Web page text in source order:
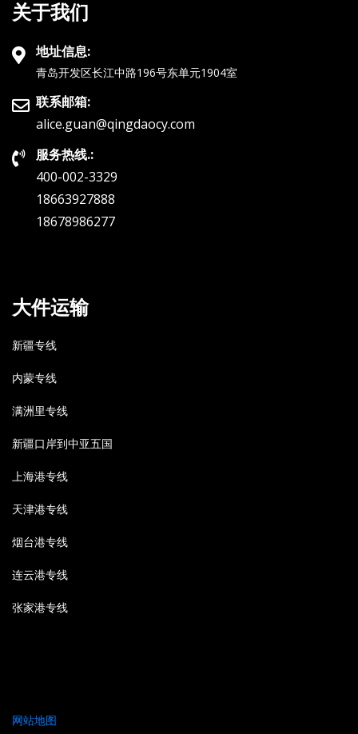
关于我们
地址信息:
青岛开发区长江中路196号东单元1904室
联系邮箱:
alice.guan@qingdaocy.com
服务热线.:
400-002-3329
18663927888
18678986277
大件运输
新疆专线
内蒙专线
满洲里专线
新疆口岸到中亚五国
上海港专线
天津港专线
烟台港专线
连云港专线
张家港专线
网站地图